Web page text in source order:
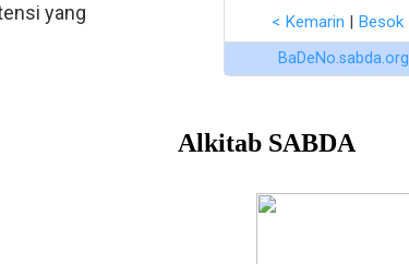
yang
Nonton |Plus
< Kemarin|Besok >